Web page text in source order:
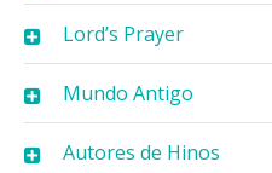
Lord’s Prayer
Mundo Antigo
Autores de Hinos